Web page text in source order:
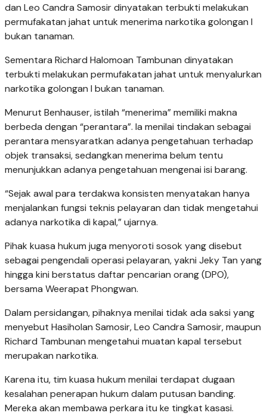
dan Leo Candra Samosir dinyatakan terbukti melakukan
permufakatan jahat untuk menerima narkotika golongan I
bukan tanaman.
Sementara Richard Halomoan Tambunan dinyatakan
terbukti melakukan permufakatan jahat untuk menyalurkan
narkotika golongan I bukan tanaman.
Menurut Benhauser, istilah “menerima” memiliki makna
berbeda dengan “perantara”. Ia menilai tindakan sebagai
perantara mensyaratkan adanya pengetahuan terhadap
objek transaksi, sedangkan menerima belum tentu
menunjukkan adanya pengetahuan mengenai isi barang.
“Sejak awal para terdakwa konsisten menyatakan hanya
menjalankan fungsi teknis pelayaran dan tidak mengetahui
adanya narkotika di kapal,” ujarnya.
Pihak kuasa hukum juga menyoroti sosok yang disebut
sebagai pengendali operasi pelayaran, yakni Jeky Tan yang
hingga kini berstatus daftar pencarian orang (DPO),
bersama Weerapat Phongwan.
Dalam persidangan, pihaknya menilai tidak ada saksi yang
menyebut Hasiholan Samosir, Leo Candra Samosir, maupun
Richard Tambunan mengetahui muatan kapal tersebut
merupakan narkotika.
Karena itu, tim kuasa hukum menilai terdapat dugaan
kesalahan penerapan hukum dalam putusan banding.
Mereka akan membawa perkara itu ke tingkat kasasi.